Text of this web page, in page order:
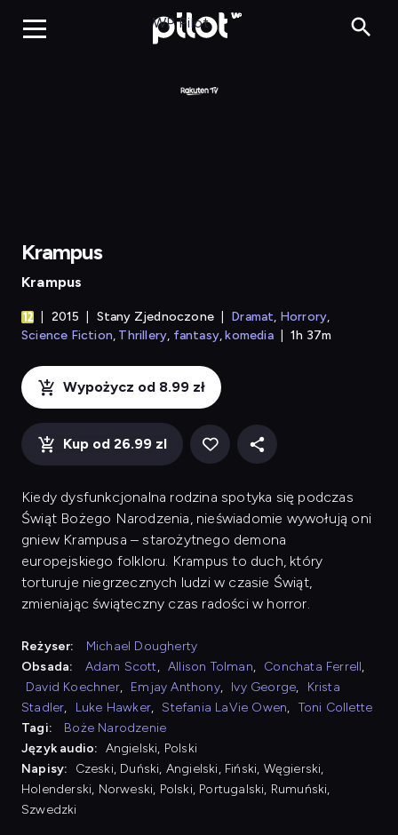
Krampus
WP Pilot
Krampus
Krampus
2015 Stany Zjednoczone Dramat Horrory
Science Fiction Thrillery fantasy komedia 1h 37m
Wypożycz od 8.99 zł
Kup od 26.99 zl
Kiedy dysfunkcjonalna rodzina spotyka się podczas
Świąt Bożego Narodzenia, nieświadomie wywołują oni
gniew Krampusa – starożytnego demona
europejskiego folkloru. Krampus to duch, który
torturuje niegrzecznych ludzi w czasie Świąt,
zmieniając świąteczny czas radości w horror.
Reżyser:
Michael Dougherty
Obsada:
Adam Scott, Allison Tolman, Conchata Ferrell,
David Koechner, Emjay Anthony, Ivy George,
Krista
Stadler, Luke Hawker, Stefania LaVie Owen, Toni Collette
Tagi:
Boże Narodzenie
Język audio: Angielski, Polski
Napisy:
Czeski, Duński, Angielski, Fiński, Węgierski,
Holenderski, Norweski, Polski, Portugalski, Rumuński,
Szwedzki